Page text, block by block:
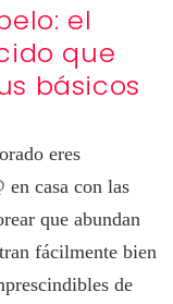
el
que
básicos
eres
casa con las
que abundan
fácilmente bien
de